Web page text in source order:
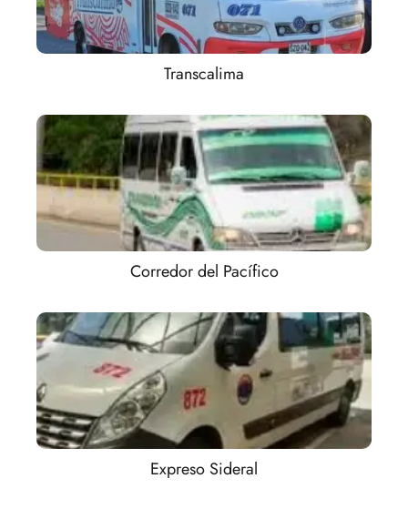
Transcalima
Corredor del Pacífico
Expreso Sideral